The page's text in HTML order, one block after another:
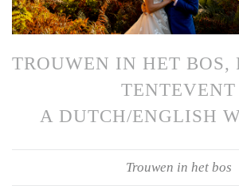
TROUWEN IN HET BOS,
TENTEVENT
A DUTCH/ENGLISH
Trouwen in het bos